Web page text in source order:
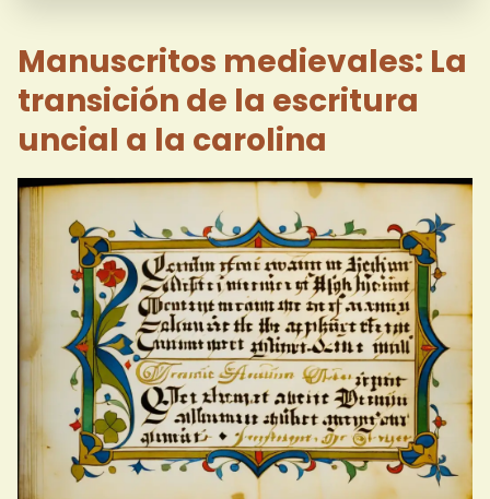
Manuscritos medievales: La
transición de la escritura
uncial a la carolina